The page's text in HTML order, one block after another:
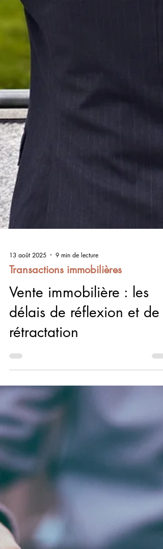
Transactions immobilières
Vente immobilière : les
délais de réflexion et de
rétractation